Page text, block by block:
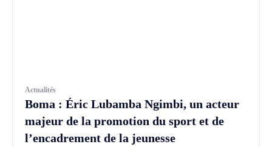
Actualités
Boma : Éric Lubamba Ngimbi, un acteur
majeur de la promotion du sport et de
l’encadrement de la jeunesse